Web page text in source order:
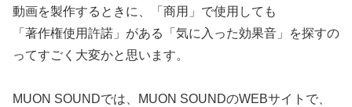
動画を製作するときに、「商用」で使用しても
「著作権使用許諾」がある「気に入った効果音」を探すの
ってすごく大変かと思います。
MUON SOUNDでは、MUON SOUNDのWEBサイトで、